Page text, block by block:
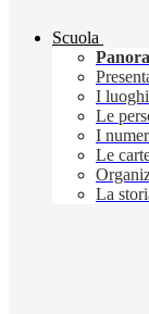
Scuola
I luoghi
Le
I
Le
La